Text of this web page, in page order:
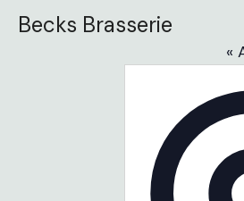
Becks Brasserie
«